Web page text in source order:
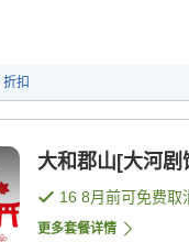
折扣
大和郡山[大河
16 8月前可免费取
更多套餐详情